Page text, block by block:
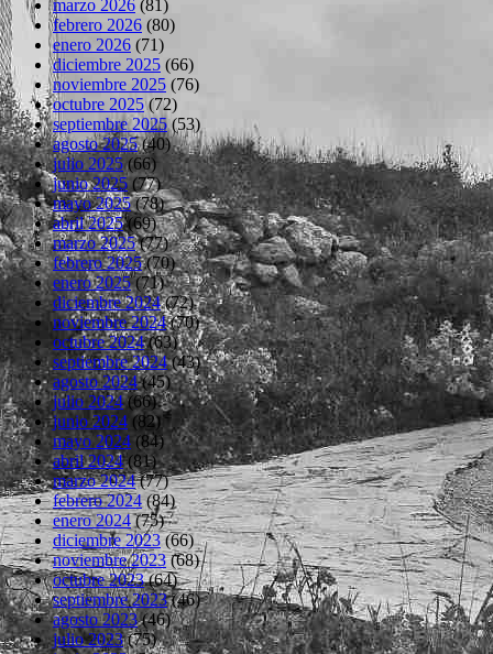
marzo 2026 (81)
febrero 2026 (80)
enero 2026 (71)
diciembre 2025 (66)
noviembre 2025 (76)
octubre 2025(72)
septiembre 2025(53)
agosto 2025(40)
julio 2025(66)
junio 2025 (77)
mayo 2025(78)
abril 2025(69)
marzo 2025(77)
febrero 2025(70)
enero 2025(71)
diciembre 2024(72)
noviembre 2024(70)
octubre 2024(63)
septiembre 2024(43)
agosto 2024(45)
julio 2024(66)
junio 2024 (82)
mayo 2024 (84)
abril 2024(81)
marzo 2024(77)
febrero 2024(84)
enero 2024(75)
diciembre 2023(66)
noviembre 2023(68)
octubre 2023(64)
septiembre 2023(46)
agosto 2023(46)
julio 2023(75)